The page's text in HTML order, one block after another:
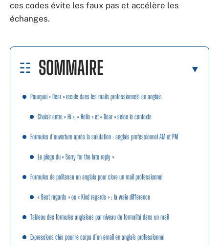
ces codes évite les faux pas et accélère les
échanges.
SOMMAIRE
Pourquoi « Dear » recule dans les mails professionnels en anglais
Choisir entre « Hi », « Hello » et « Dear » selon le contexte
Formules d’ouverture après la salutation : anglais professionnel AM et PM
Le piège du « Sorry for the late reply »
Formules de politesse en anglais pour clore un mail professionnel
« Best regards » ou « Kind regards » : la vraie différence
Tableau des formules anglaises par niveau de formalité dans un mail
Expressions clés pour le corps d’un email en anglais professionnel